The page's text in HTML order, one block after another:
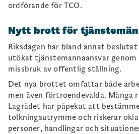
ordförande för TCO.
Nytt brott för tjänstemän
Riksdagen har bland annat
utökat tjänstemannaansvar
missbruk av offentlig ställning.
Det nya brottet omfattar både
men även förtroendevalda. Många
Lagrådet har påpekat att
tolkningsutrymme och riskerar
personer, handlingar och